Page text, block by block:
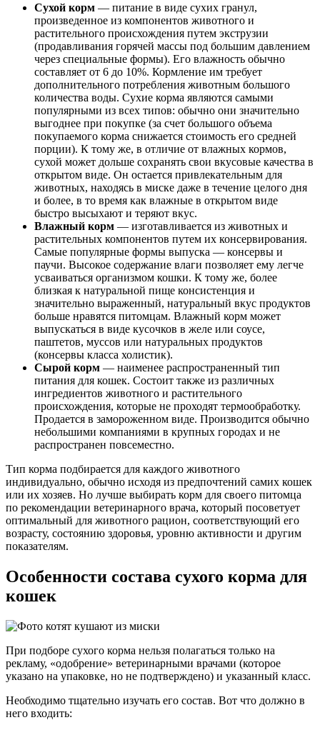
Сухой корм — питание в виде сухих гранул,
произведенное из компонентов животного и
растительного происхождения путем экструзии
(продавливания горячей массы под большим давлением
через специальные формы). Его влажность обычно
составляет от 6 до 10%. Кормление им требует
дополнительного потребления животным большого
количества воды. Сухие корма являются самыми
популярными из всех типов: обычно они значительно
выгоднее при покупке (за счет большого объема
покупаемого корма снижается стоимость его средней
порции). К тому же, в отличие от влажных кормов,
сухой может дольше сохранять свои вкусовые качества в
открытом виде. Он остается привлекательным для
животных, находясь в миске даже в течение целого дня
и более, в то время как влажные в открытом виде
быстро высыхают и теряют вкус.
Влажный корм — изготавливается из животных и
растительных компонентов путем их консервирования.
Самые популярные формы выпуска — консервы и
паучи. Высокое содержание влаги позволяет ему легче
усваиваться организмом кошки. К тому же, более
близкая к натуральной пище консистенция и
значительно выраженный, натуральный вкус продуктов
больше нравятся питомцам. Влажный корм может
выпускаться в виде кусочков в желе или соусе,
паштетов, муссов или натуральных продуктов
(консервы класса холистик).
Сырой корм — наименее распространенный тип
питания для кошек. Состоит также из различных
ингредиентов животного и растительного
происхождения, которые не проходят термообработку.
Продается в замороженном виде. Производится обычно
небольшими компаниями в крупных городах и не
распространен повсеместно.
Тип корма подбирается для каждого животного
индивидуально, обычно исходя из предпочтений самих кошек
или их хозяев. Но лучше выбирать корм для своего питомца
по рекомендации ветеринарного врача, который посоветует
оптимальный для животного рацион, соответствующий его
возрасту, состоянию здоровья, уровню активности и другим
показателям.
Особенности состава сухого корма для
кошек
При подборе сухого корма нельзя полагаться только на
рекламу, «одобрение» ветеринарными врачами (которое
указано на упаковке, но не подтверждено) и указанный класс.
Необходимо тщательно изучать его состав. Вот что должно в
него входить: